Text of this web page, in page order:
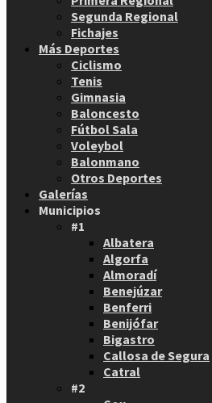
Segunda Regional
Fichajes
Más Deportes
Ciclismo
Tenis
Gimnasia
Baloncesto
Fútbol Sala
Voleybol
Balonmano
Otros Deportes
Galerías
Municipios
#1
Albatera
Algorfa
Almoradí
Benejúzar
Benferri
Benijófar
Bigastro
Callosa de Segura
Catral
#2